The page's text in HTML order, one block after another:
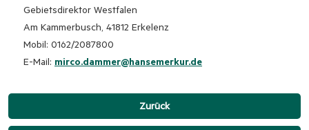
Gebietsdirektor Westfalen
Am Kammerbusch, 41812 Erkelenz
Mobil: 0162/2087800
E-Mail: mirco.dammer@hansemerkur.de
Zurück